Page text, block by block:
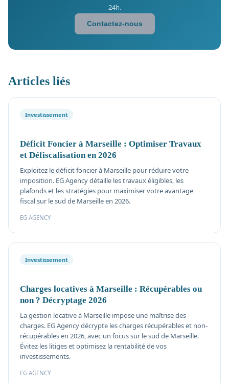
24h.
Contactez-nous
Articles liés
Investissement
Déficit Foncier à Marseille : Optimiser Travaux
et Défiscalisation en 2026
Exploitez le déficit foncier à Marseille pour réduire votre
imposition. EG Agency détaille les travaux éligibles, les
plafonds et les stratégies pour maximiser votre avantage
fiscal sur le sud de Marseille en 2026.
EG AGENCY
Investissement
Charges locatives à Marseille : Récupérables ou
non ? Décryptage 2026
La gestion locative à Marseille impose une maîtrise des
charges. EG Agency décrypte les charges récupérables et non-
récupérables en 2026, avec un focus sur le sud de Marseille.
Évitez les litiges et optimisez la rentabilité de vos
investissements.
EG AGENCY